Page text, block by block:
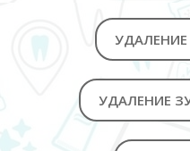
УДАЛЕНИЕ
УДАЛЕНИЕ